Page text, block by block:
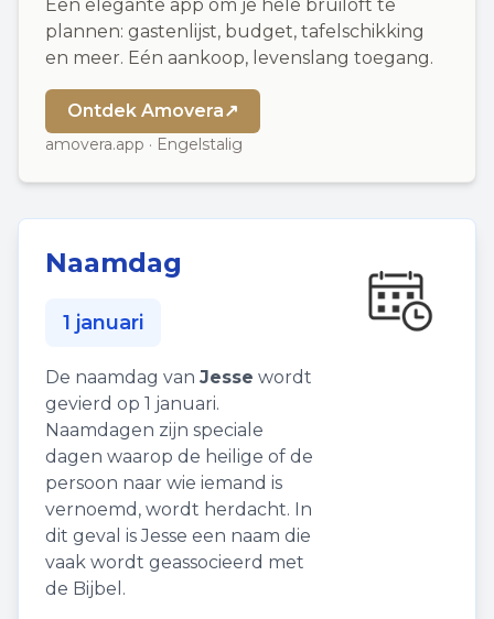
Een elegante app om je hele bruiloft te
plannen: gastenlijst, budget, tafelschikking
en meer. Eén aankoop, levenslang toegang.
Ontdek Amovera↗
amovera.app · Engelstalig
Naamdag
1 januari
De naamdag van Jesse wordt
gevierd op 1 januari.
Naamdagen zijn speciale
dagen waarop de heilige of de
persoon naar wie iemand is
vernoemd, wordt herdacht. In
dit geval is Jesse een naam die
vaak wordt geassocieerd met
de Bijbel.